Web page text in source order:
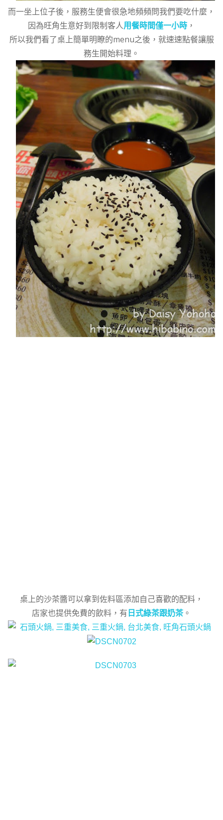
而一坐上位子後，服務生便會很急地頻頻問我們要吃什麼，
因為旺角生意好到限制客人用餐時間僅一小時 ，
所以我們看了桌上簡單明瞭的menu之後，就速速點餐讓服
務生開始料理。
桌上的沙茶醬可以拿到佐料區添加自己喜歡的配料，
店家也提供免費的飲料，有日式綠茶跟奶茶。